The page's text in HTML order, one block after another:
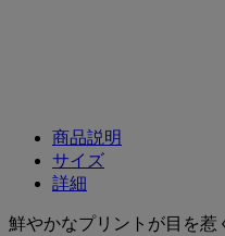
商品説明
サイズ
詳細
鮮やかなプリントが目を惹